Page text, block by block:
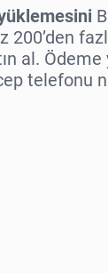
200’den
al. Ödeme
telefonu